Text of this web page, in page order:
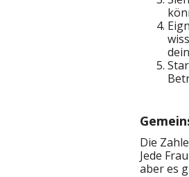
Die
Jede
aber es